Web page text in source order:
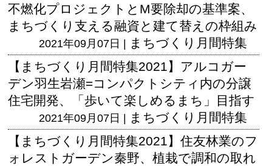
不燃化プロジェクトとM要除却の基準案、
まちづくり支える融資と建て替えの枠組み
2021年09月07日 |
まちづくり月間特集
【まちづくり月間特集2021】アルコガー
デン羽生岩瀬=コンパクトシティ内の分譲
住宅開発、「歩いて楽しめるまち」目指す
2021年09月07日 |
まちづくり月間特集
【まちづくり月間特集2021】住友林業のフ
ォレストガーデン秦野、植栽で調和の取れ